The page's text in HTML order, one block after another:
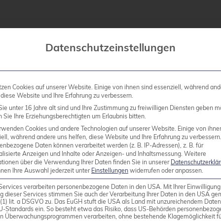
Rechteausweitung (CVE-
Eine durch den Sicherheitsforscher Aaron
oder Code mit höheren Privilegien
ist auf der OSS-Security Mailingliste zu
[…]
Datenschutzeinstellungen
Cookies auf unserer Website. Einige von ihnen sind essenziell, während
Website und Ihre Erfahrung zu verbessern.
unter 16 Jahre alt sind und Ihre Zustimmung zu freiwilligen Diensten geben
Sie Ihre Erziehungsberechtigten um Erlaubnis bitten.
Cookies und andere Technologien auf unserer Website. Einige von
während andere uns helfen, diese Website und Ihre Erfahrung zu verbessern.
Daten können verarbeitet werden (z. B. IP-Adressen), z. B. für
Anzeigen und Inhalte oder Anzeigen- und Inhaltsmessung. Weitere
über die Verwendung Ihrer Daten finden Sie in unserer
Ihre Auswahl jederzeit unter Einstellungen widerrufen oder anpassen.
verarbeiten personenbezogene Daten in den USA. Mit Ihrer
dieser Services stimmen Sie auch der Verarbeitung Ihrer Daten in den USA
lit. a DSGVO zu. Das EuGH stuft die USA als Land mit unzureichendem
Standards ein. So besteht etwa das Risiko, dass US-Behörden
Überwachungsprogrammen verarbeiten, ohne bestehende Klagemöglichkeit